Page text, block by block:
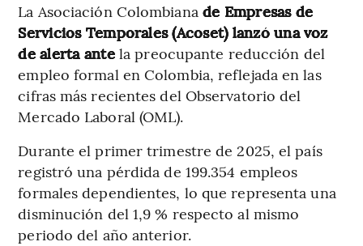
La Asociación Colombiana de Empresas de
Servicios Temporales (Acoset) lanzó una voz
de alerta ante la preocupante reducción del
empleo formal en Colombia, reflejada en las
cifras más recientes del Observatorio del
Mercado Laboral (OML).
Durante el primer trimestre de 2025, el país
registró una pérdida de 199.354 empleos
formales dependientes, lo que representa una
disminución del 1,9 % respecto al mismo
periodo del año anterior.